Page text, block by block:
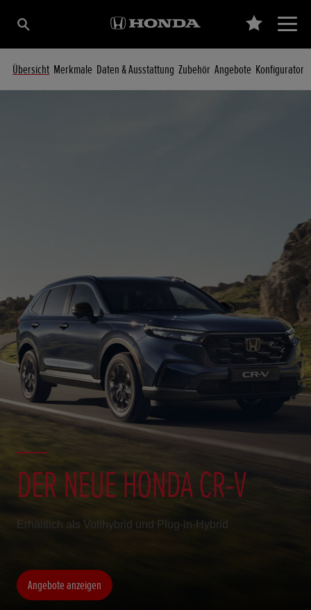
Übersicht Merkmale Daten & Ausstattung Zubehör Angebote Konfigurator
DER NEUE HONDA CR-V
Erhältlich als Vollhybrid und Plug-in-Hybrid
Angebote anzeigen